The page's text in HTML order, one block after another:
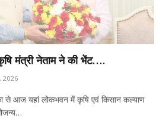
मंत्री नेताम ने की भेंट….
2026
से आज यहां लोकभवन में कृषि एवं किसान कल्याण